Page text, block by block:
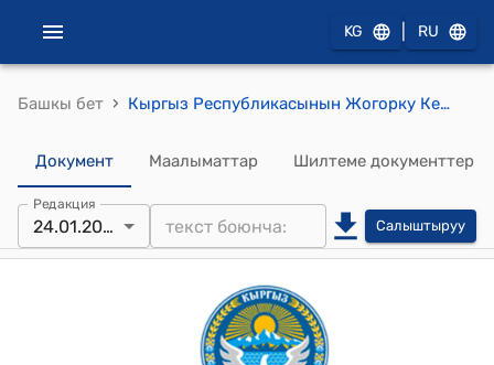
KG RU
Башкы бет › Кыргыз Республикасынын Жогорку Кеңешинин 2024-жылдын 24-январындагы № 1828-VII "2023-жылдын 27-октябрында Бишкек шаарында кол коюлган Кыргыз Республикасынын Министрлер Кабинети менен Эл аралык жарандык коргонуу уюмунун ортосундагы Кыргыз Республикасында Эл аралык жарандык коргонуу уюмунун Борбордук Азия жана Азия үчүн региондук гуманитардык кеңсесин түзүү жөнүндө макулдашууну ратификациялоо тууралуу" Кыргыз Республикасынын Мыйзамынын долбоорун биринчи окууда кабыл алуу жөнүндө" токтому
Документ Маалыматтар Шилтеме документтер
Редакция
24.01.2024 Салыштыруу